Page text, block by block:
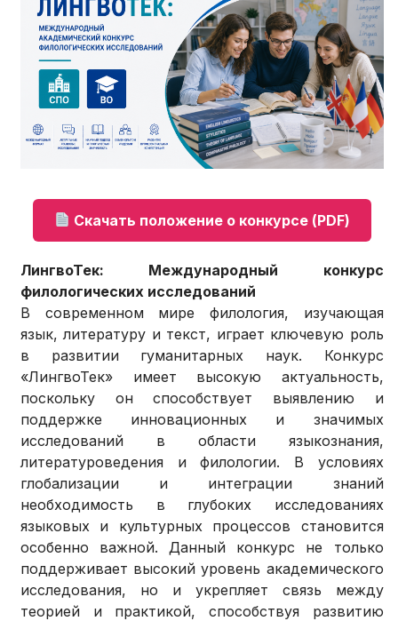
Скачать положение о конкурсе (PDF)
ЛингвоТек: Международный конкурс
филологических исследований
В современном мире филология, изучающая
язык, литературу и текст, играет ключевую роль
в развитии гуманитарных наук. Конкурс
«ЛингвоТек» имеет высокую актуальность,
поскольку он способствует выявлению и
поддержке инновационных и значимых
исследований в области языкознания,
литературоведения и филологии. В условиях
глобализации и интеграции знаний
необходимость в глубоких исследованиях
языковых и культурных процессов становится
особенно важной. Данный конкурс не только
поддерживает высокий уровень академического
исследования, но и укрепляет связь между
теорией и практикой, способствуя развитию